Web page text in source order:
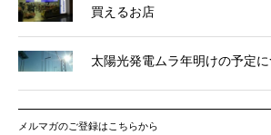
買えるお店
太陽光発電ムラ年明けの予定
メルマガのご登録はこちらから